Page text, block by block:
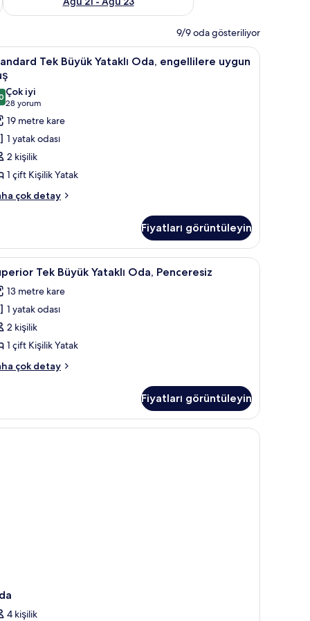
9/9 oda gösteriliyor
11
Tek Büyük Yataklı Oda, engellilere uygun
/ 10
Çok iyi
28 yorum
(28
yorum)
19 metre kare
1 yatak odası
2 kişilik
1 çift Kişilik Yatak
çok detay
Fiyatları görüntüleyin
Superior Tek Büyük Yataklı Oda, Penceresiz |
10 Tek Büyük Yataklı Oda, Penceresiz
13 metre kare
1 yatak odası
2 kişilik
1 çift Kişilik Yatak
çok detay
Fiyatları görüntüleyin
4 kişilik